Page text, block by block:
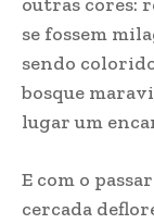
se fossem
sendo
bosque
lugar um
E com o
cercada